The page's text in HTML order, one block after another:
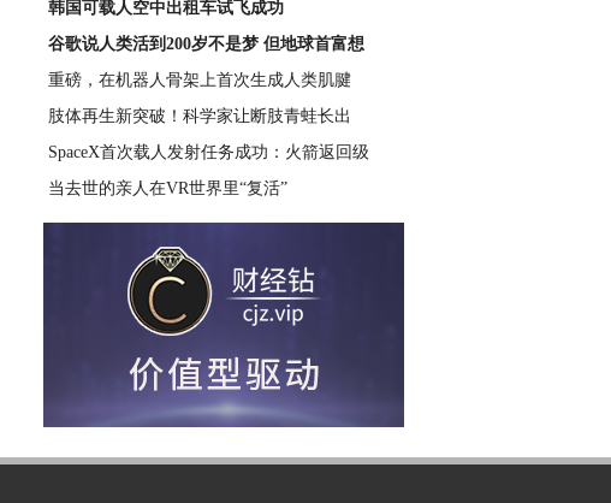
韩国可载人空中出租车试飞成功
谷歌说人类活到200岁不是梦 但地球首富想
重磅，在机器人骨架上首次生成人类肌腱
肢体再生新突破！科学家让断肢青蛙长出
SpaceX首次载人发射任务成功：火箭返回级
当去世的亲人在VR世界里“复活”